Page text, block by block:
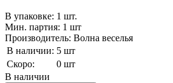
В упаковке: 1 шт.
Мин. партия: 1 шт
Производитель: Волна веселья
В наличии: 5 шт
Скоро:
0 шт
В наличии